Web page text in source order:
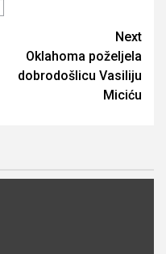
Next
Oklahoma poželjela
dobrodošlicu Vasiliju
Miciću